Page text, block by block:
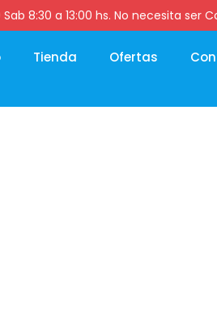
Sab 8:30 a 13:00 hs. No necesita
Tienda Ofertas